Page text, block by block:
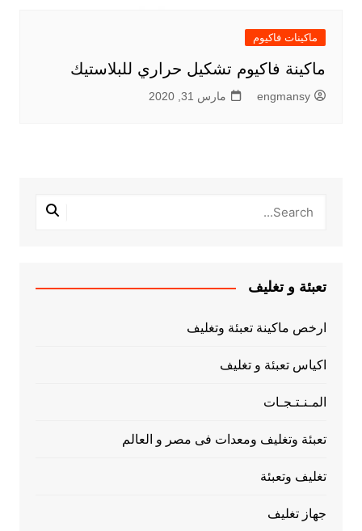
ماكينات فاكيوم
ماكينة فاكيوم تشكيل حراري للبلاستيك
engmansy مارس 31, 2020
تعبئة و تغليف
ارخص ماكينة تعبئة وتغليف
اكياس تعبئة و تغليف
المـنـتـجـات
تعبئة وتغليف ومعدات فى مصر و العالم
تغليف وتعبئة
جهاز تغليف